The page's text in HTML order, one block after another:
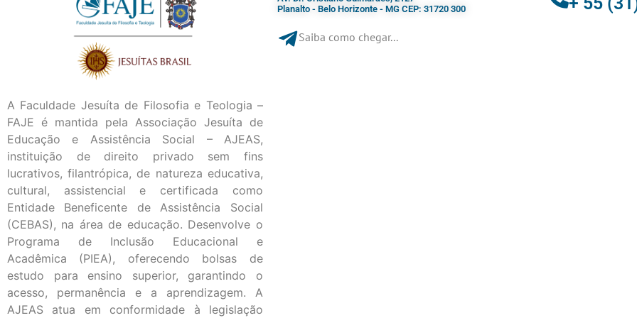
A Faculdade Jesuíta de Filosofia e Teologia –
FAJE é mantida pela Associação Jesuíta de
Educação e Assistência Social – AJEAS,
instituição de direito privado sem fins
lucrativos, filantrópica, de natureza educativa,
cultural, assistencial e certificada como
Entidade Beneficente de Assistência Social
(CEBAS), na área de educação. Desenvolve o
Programa de Inclusão Educacional e
Acadêmica (PIEA), oferecendo bolsas de
estudo para ensino superior, garantindo o
acesso, permanência e a aprendizagem. A
AJEAS atua em conformidade à legislação
Planalto - Belo Horizonte - MG CEP: 31720 300
Saiba como chegar...